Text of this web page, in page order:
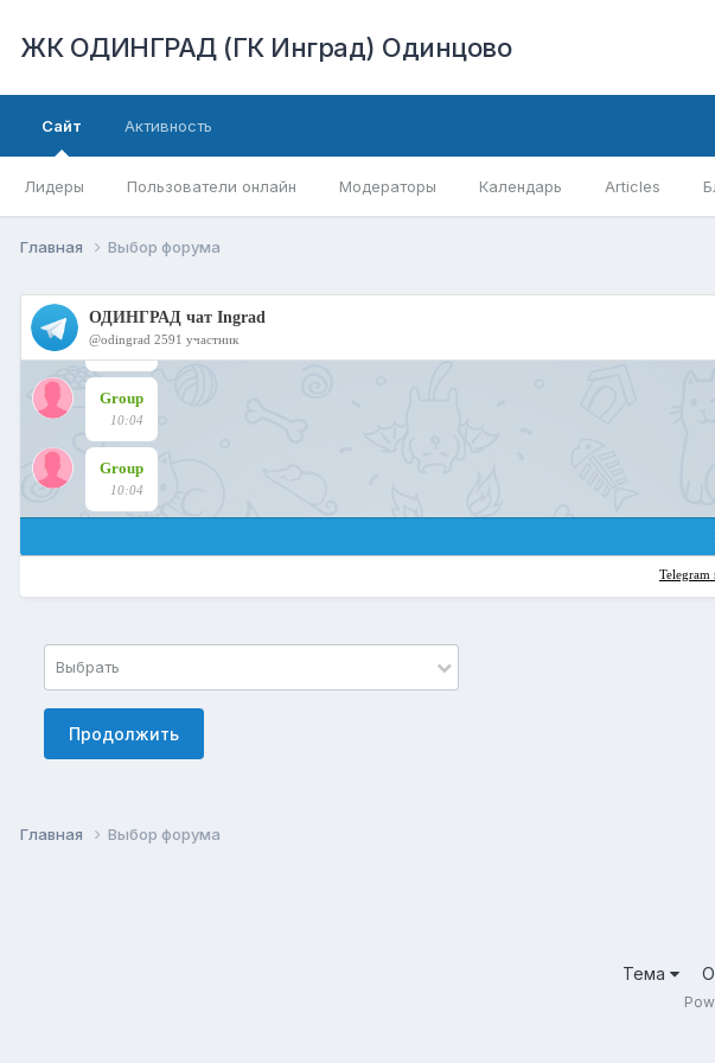
ЖК ОДИНГРАД (ГК Инград) Одинцово
Сайт
Лидеры Пользователи онлайн Модераторы Календарь Articles
Активность
Главная Выбор форума
Выбрать
Продолжить
Главная Выбор форума
Тема